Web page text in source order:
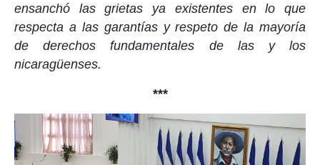
ensanchó las grietas ya existentes en lo que
respecta a las garantías y respeto de la mayoría
de derechos fundamentales de las y los
nicaragüenses.
***